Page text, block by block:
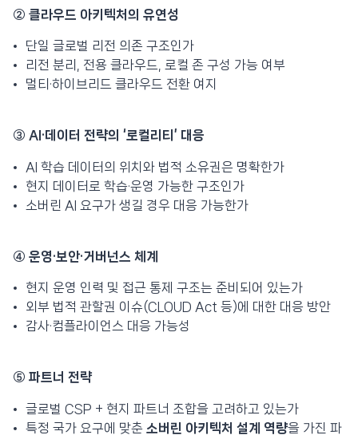
② 클라우드 아키텍처의 유연성
단일 글로벌 리전 의존 구조인가
리전 분리, 전용 클라우드, 로컬 존 구성 가능 여부
멀티·하이브리드 클라우드 전환 여지
③ AI·데이터 전략의 ‘로컬리티’ 대응
AI 학습 데이터의 위치와 법적 소유권은 명확한가
현지 데이터로 학습·운영 가능한 구조인가
소버린 AI 요구가 생길 경우 대응 가능한가
④ 운영·보안·거버넌스 체계
현지 운영 인력 및 접근 통제 구조는 준비되어 있는가
외부 법적 관할권 이슈(CLOUD Act 등)에 대한 대응 방안
감사·컴플라이언스 대응 가능성
⑤ 파트너 전략
글로벌 CSP + 현지 파트너 조합을 고려하고 있는가
특정 국가 요구에 맞춘 소버린 아키텍처 설계 역량을 가진 파